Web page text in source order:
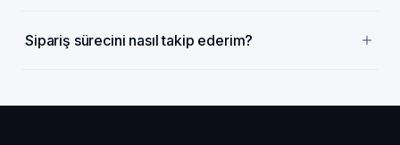
Sipariş sürecini nasıl takip ederim?